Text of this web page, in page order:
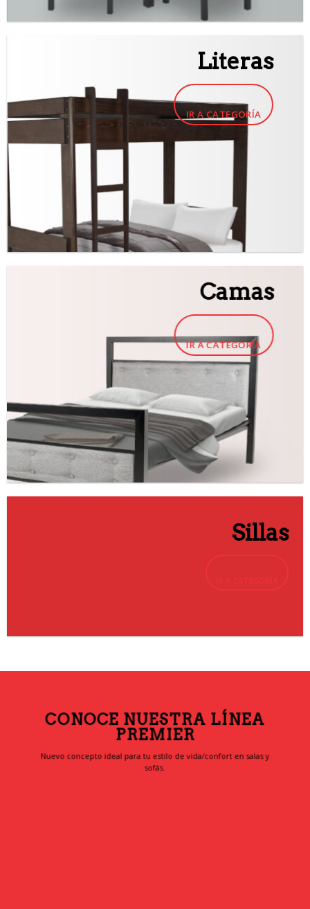
Literas
IR A CATEGORÍA
Camas
IR A CATEGORÍA
Sillas
CONOCE NUESTRA LÍNEA
PREMIER
Nuevo concepto ideal para tu estilo de vida/confort en salas y
sofás.